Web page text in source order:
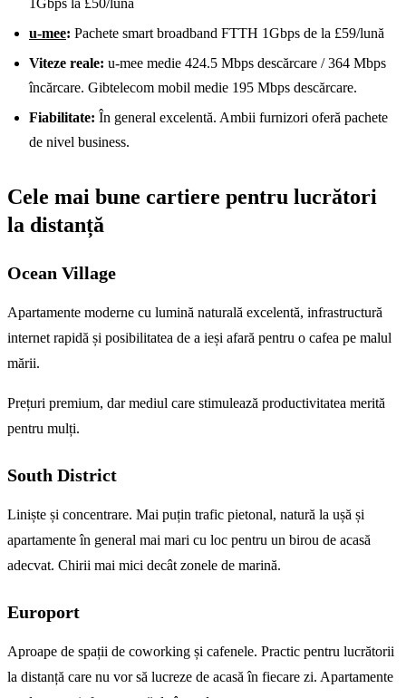
1Gbps la £50/lună
u-mee: Pachete smart broadband FTTH 1Gbps de la £59/lună
Viteze reale: u-mee medie 424.5 Mbps descărcare / 364 Mbps
încărcare. Gibtelecom mobil medie 195 Mbps descărcare.
Fiabilitate: În general excelentă. Ambii furnizori oferă pachete
de nivel business.
Cele mai bune cartiere pentru lucrători
la distanță
Ocean Village
Apartamente moderne cu lumină naturală excelentă, infrastructură
internet rapidă și posibilitatea de a ieși afară pentru o cafea pe malul
mării.
Prețuri premium, dar mediul care stimulează productivitatea merită
pentru mulți.
South District
Liniște și concentrare. Mai puțin trafic pietonal, natură la ușă și
apartamente în general mai mari cu loc pentru un birou de acasă
adecvat. Chirii mai mici decât zonele de marină.
Europort
Aproape de spații de coworking și cafenele. Practic pentru lucrătorii
la distanță care nu vor să lucreze de acasă în fiecare zi. Apartamente